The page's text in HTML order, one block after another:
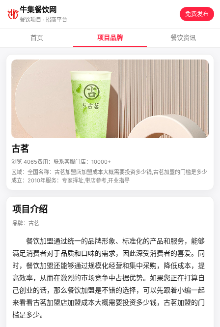
牛集餐饮网
餐饮项目 · 招商平台
免费发布
首页 项目品牌 餐饮资讯
古茗
浏览 4065费用：联系客服门店：10000+
区域：全国 名称：古茗加盟店加盟成本大概需要投资多少钱,古茗加盟的门槛是多少
成立：2010年服务：专家择址,带店参考,开业指导
项目介绍
品牌：古茗
餐饮加盟通过统一的品牌形象、标准化的产品和服务，能够
满足消费者对于品质和口味的需求，因此深受消费者的喜爱。同
时，餐饮加盟还能够通过规模化经营和集中采购，降低成本，提
高效率，从而在激烈的市场竞争中占据优势。如果您正在打算自
己创业的话，那么餐饮加盟是不错的选择，可以先跟着小编一起
来看看古茗加盟店加盟成本大概需要投资多少钱，古茗加盟的门
槛是多少。